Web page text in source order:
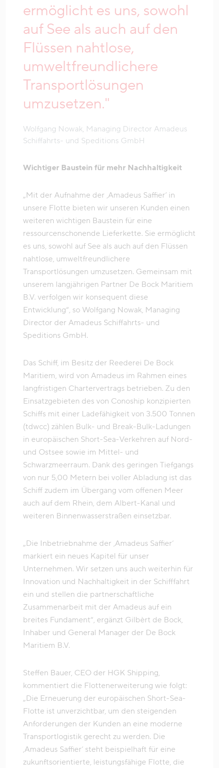
ermöglicht es uns, sowohl
auf See als auch auf den
Flüssen nahtlose,
umweltfreundlichere
Transportlösungen
umzusetzen."
Wolfgang Nowak, Managing Director Amadeus
Schiffahrts- und Speditions GmbH
Wichtiger Baustein für mehr Nachhaltigkeit
„Mit der Aufnahme der ‚Amadeus Saffier‘ in
unsere Flotte bieten wir unseren Kunden einen
weiteren wichtigen Baustein für eine
ressourcenschonende Lieferkette. Sie ermöglicht
es uns, sowohl auf See als auch auf den Flüssen
nahtlose, umweltfreundlichere
Transportlösungen umzusetzen. Gemeinsam mit
unserem langjährigen Partner De Bock Maritiem
B.V. verfolgen wir konsequent diese
Entwicklung“, so Wolfgang Nowak, Managing
Director der Amadeus Schiffahrts- und
Speditions GmbH.
Das Schiff, im Besitz der Reederei De Bock
Maritiem, wird von Amadeus im Rahmen eines
langfristigen Chartervertrags betrieben. Zu den
Einsatzgebieten des von Conoship konzipierten
Schiffs mit einer Ladefähigkeit von 3.500 Tonnen
(tdwcc) zählen Bulk- und Break-Bulk-Ladungen
in europäischen Short-Sea-Verkehren auf Nord-
und Ostsee sowie im Mittel- und
Schwarzmeerraum. Dank des geringen Tiefgangs
von nur 5,00 Metern bei voller Abladung ist das
Schiff zudem im Übergang vom offenen Meer
auch auf dem Rhein, dem Albert-Kanal und
weiteren Binnenwasserstraßen einsetzbar.
„Die Inbetriebnahme der ‚Amadeus Saffier‘
markiert ein neues Kapitel für unser
Unternehmen. Wir setzen uns auch weiterhin für
Innovation und Nachhaltigkeit in der Schifffahrt
ein und stellen die partnerschaftliche
Zusammenarbeit mit der Amadeus auf ein
breites Fundament“, ergänzt Gilbèrt de Bock,
Inhaber und General Manager der De Bock
Maritiem B.V.
Steffen Bauer, CEO der HGK Shipping,
kommentiert die Flottenerweiterung wie folgt:
„Die Erneuerung der europäischen Short-Sea-
Flotte ist unverzichtbar, um den steigenden
Anforderungen der Kunden an eine moderne
Transportlogistik gerecht zu werden. Die
‚Amadeus Saffier‘ steht beispielhaft für eine
zukunftsorientierte, leistungsfähige Flotte, die